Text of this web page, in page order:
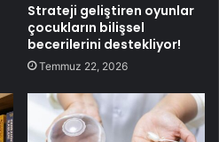
Strateji geliştiren oyunlar
çocukların bilişsel
becerilerini destekliyor!
Temmuz 22, 2026